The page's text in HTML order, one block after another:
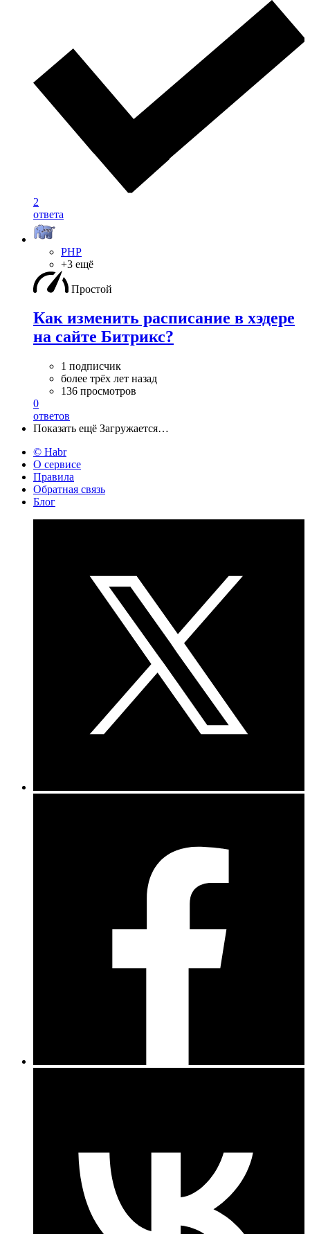
2
ответа
PHP
+3 ещё
Простой
Как изменить расписание в хэдере
на сайте Битрикс?
1 подписчик
более трёх лет назад
136 просмотров
0
ответов
Показать ещё Загружается…
© Habr
О сервисе
Правила
Обратная связь
Блог